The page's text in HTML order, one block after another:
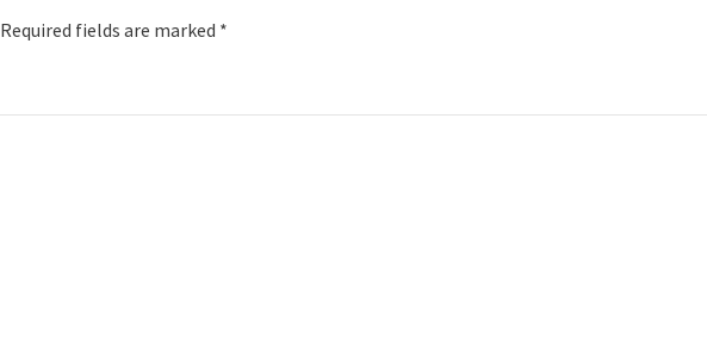
Required fields are marked *